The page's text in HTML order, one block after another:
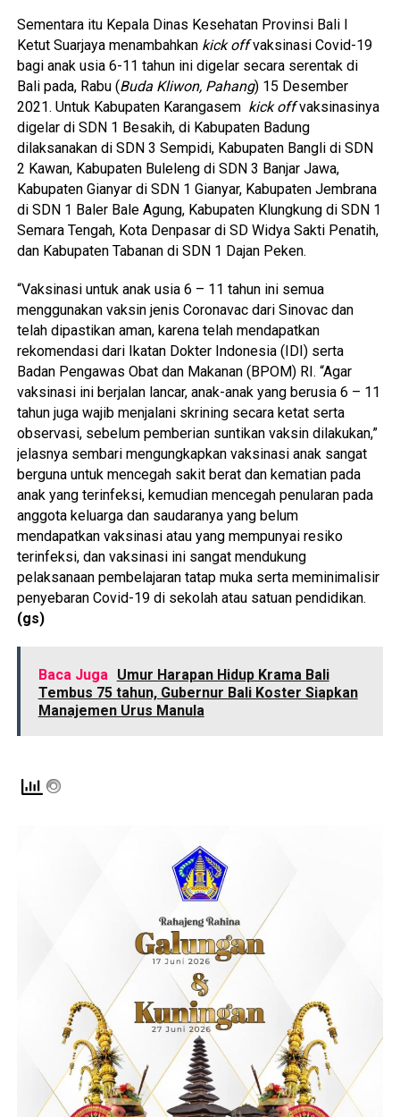
Sementara itu Kepala Dinas Kesehatan Provinsi Bali I
Ketut Suarjaya menambahkan kick offvaksinasi Covid-19
bagi anak usia 6-11 tahun ini digelar secara serentak di
Bali pada, Rabu (Buda Kliwon, Pahang) 15 Desember
2021. Untuk Kabupaten Karangasem kick offvaksinasinya
digelar di SDN 1 Besakih, di Kabupaten Badung
dilaksanakan di SDN 3 Sempidi, Kabupaten Bangli di SDN
2 Kawan, Kabupaten Buleleng di SDN 3 Banjar Jawa,
Kabupaten Gianyar di SDN 1 Gianyar, Kabupaten Jembrana
di SDN 1 Baler Bale Agung, Kabupaten Klungkung di SDN 1
Semara Tengah, Kota Denpasar di SD Widya Sakti Penatih,
dan Kabupaten Tabanan di SDN 1 Dajan Peken.
“Vaksinasi untuk anak usia 6 – 11 tahun ini semua
menggunakan vaksin jenis Coronavac dari Sinovac dan
telah dipastikan aman, karena telah mendapatkan
rekomendasi dari Ikatan Dokter Indonesia (IDI) serta
Badan Pengawas Obat dan Makanan (BPOM) RI. “Agar
vaksinasi ini berjalan lancar, anak-anak yang berusia 6 – 11
tahun juga wajib menjalani skrining secara ketat serta
observasi, sebelum pemberian suntikan vaksin dilakukan,”
jelasnya sembari mengungkapkan vaksinasi anak sangat
berguna untuk mencegah sakit berat dan kematian pada
anak yang terinfeksi, kemudian mencegah penularan pada
anggota keluarga dan saudaranya yang belum
mendapatkan vaksinasi atau yang mempunyai resiko
terinfeksi, dan vaksinasi ini sangat mendukung
pelaksanaan pembelajaran tatap muka serta meminimalisir
penyebaran Covid-19 di sekolah atau satuan pendidikan.
(gs)
Baca Juga Umur Harapan Hidup Krama Bali
Tembus 75 tahun, Gubernur Bali Koster Siapkan
Manajemen Urus Manula